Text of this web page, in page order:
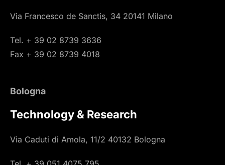
Via Francesco de Sanctis, 34 20141 Milano
Tel. + 39 02 8739 3636
Fax + 39 02 8739 4018
Bologna
Technology & Research
Via Caduti di Amola, 11/2 40132 Bologna